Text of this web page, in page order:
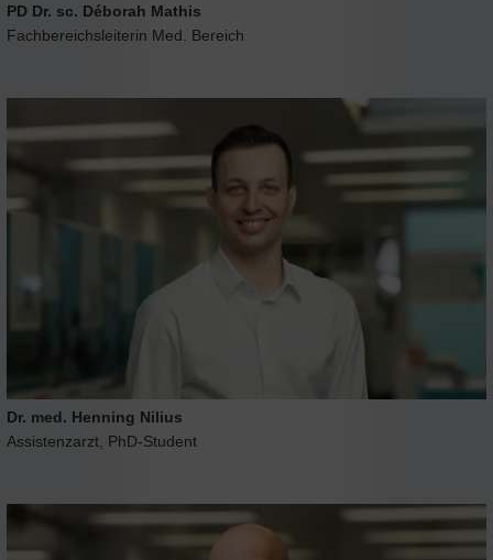
PD Dr. sc. Déborah Mathis
Fachbereichsleiterin Med. Bereich
Dr. med. Henning Nilius
Assistenzarzt, PhD-Student